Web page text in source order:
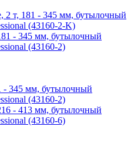
2 т, 181 - 345 мм, бутылочный
(43160-2-K)
- 345 мм, бутылочный
(43160-2)